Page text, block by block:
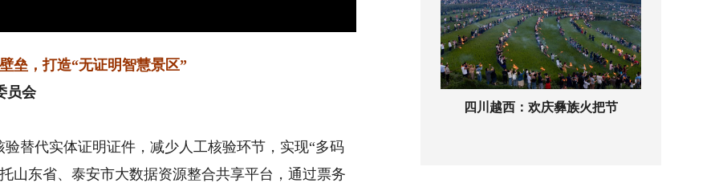
垒，打造“无证明智慧景区”
员会
代实体证明证件，减少人工核验环节，实现“多码
山东省、泰安市大数据资源整合共享平台，通过票务
四川越西：欢庆彝族火把节